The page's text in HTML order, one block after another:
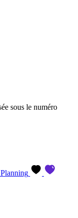
sous le numéro
Planning